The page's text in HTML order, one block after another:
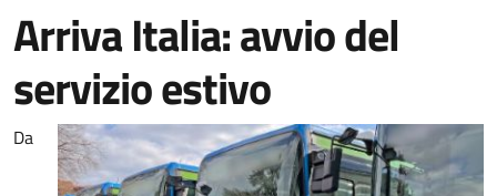
Arriva Italia: avvio del
servizio estivo
Da